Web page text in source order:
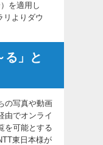
を適用し
リ よりダウ
る」と
の写真や動画
由でオンライ
を可能とする
東日本様が